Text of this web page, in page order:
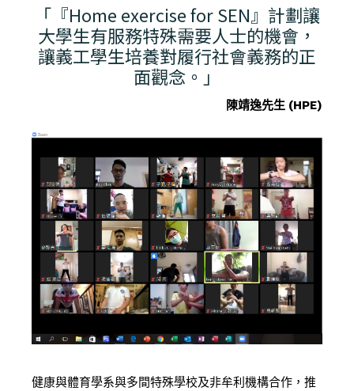
「『Home exercise for SEN』計劃讓
大學生有服務特殊需要人士的機會，
讓義工學生培養對履行社會義務的正
面觀念。」
陳靖逸先生 (HPE)
健康與體育學系與多間特殊學校及非牟利機構合作，推